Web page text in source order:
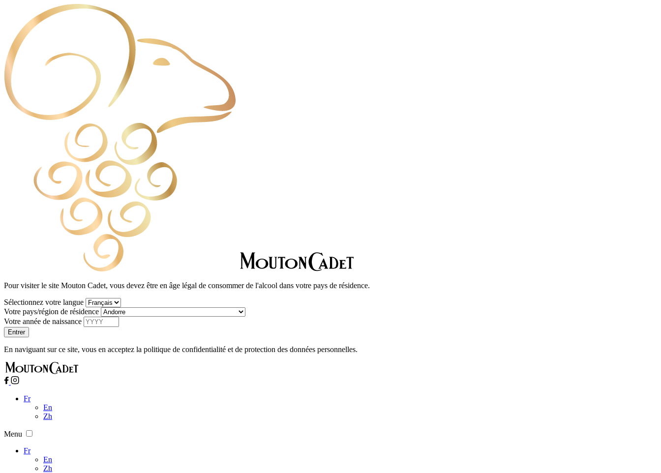
Pour visiter le site Mouton Cadet, vous devez être en âge légal de consommer de l'alcool dans votre pays de résidence.
Sélectionnez votre langue
Votre pays/région de résidence
Votre année de naissance
En naviguant sur ce site, vous en acceptez la politique de confidentialité et de protection des données personnelles.
Fr
En
Zh
Menu
Fr
En
Zh
Panneau de gestion des cookies